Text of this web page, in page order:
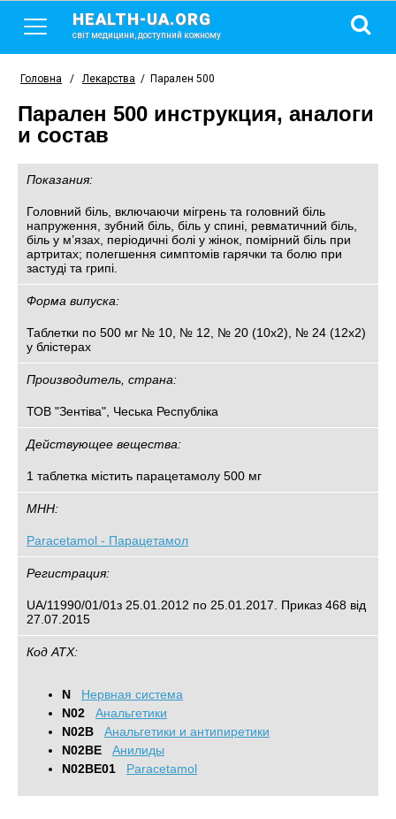
HEALTH-UA.ORG
світ медицини, доступний кожному
Головна / Лекарства / Парален 500
Парален 500 инструкция, аналоги
и состав
Показания:
Головний біль, включаючи мігрень та головний біль
напруження, зубний біль, біль у спині, ревматичний біль,
біль у м’язах, періодичні болі у жінок, помірний біль при
артритах; полегшення симптомів гарячки та болю при
застуді та грипі.
Форма випуска:
Таблетки по 500 мг № 10, № 12, № 20 (10х2), № 24 (12х2)
у блістерах
Производитель, страна:
ТОВ "Зентіва", Чеська Республіка
Действующее вещества:
1 таблетка містить парацетамолу 500 мг
МНН:
Paracetamol - Парацетамол
Регистрация:
UA/11990/01/01з 25.01.2012 по 25.01.2017. Приказ 468 від
27.07.2015
Код АТХ:
N
Нервная система
N02
Анальгетики
N02B
Анальгетики и антипиретики
N02BE
Анилиды
N02BE01
Paracetamol